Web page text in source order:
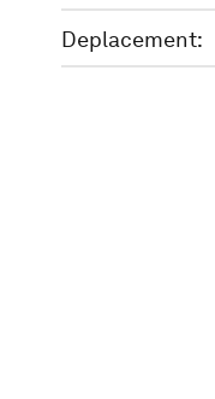
Deplacement: